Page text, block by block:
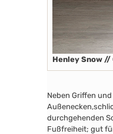
Henley Snow //
Neben Griffen
Außenecken
durchgehenden
Fußfreiheit; gut